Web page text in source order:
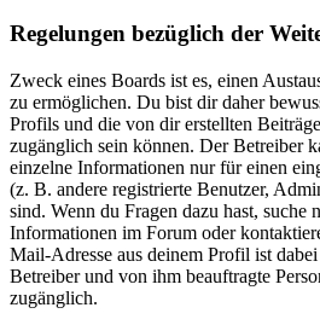
Regelungen bezüglich der
Zweck eines Boards ist es, einen
zu ermöglichen. Du bist dir daher
Profils und die von dir erstellten
zugänglich sein können. Der Betreiber
einzelne Informationen nur für einen
(z. B. andere registrierte Benutzer,
sind. Wenn du Fragen dazu hast, suche
Informationen im Forum oder
Mail-Adresse aus deinem Profil ist
Betreiber und von ihm beauftragte
zugänglich.